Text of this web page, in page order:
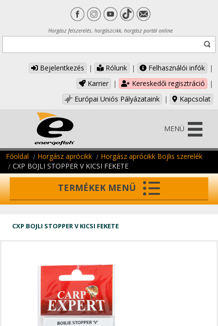
Horgász felszerelés, horgászcikk, horgász portál online
Bejelentkezés | Rólunk | Felhasználói infók
|
Karrier
| Kereskedői regisztráció
|
Európai Uniós Pályázataink
| Kapcsolat
MENÜ
Főoldal Horgász aprócikk
Horgász aprócikk Bojlis szerelék
CXP BOJLI STOPPER V KICSI FEKETE
TERMÉKEK MENÜ
CXP BOJLI STOPPER V KICSI FEKETE